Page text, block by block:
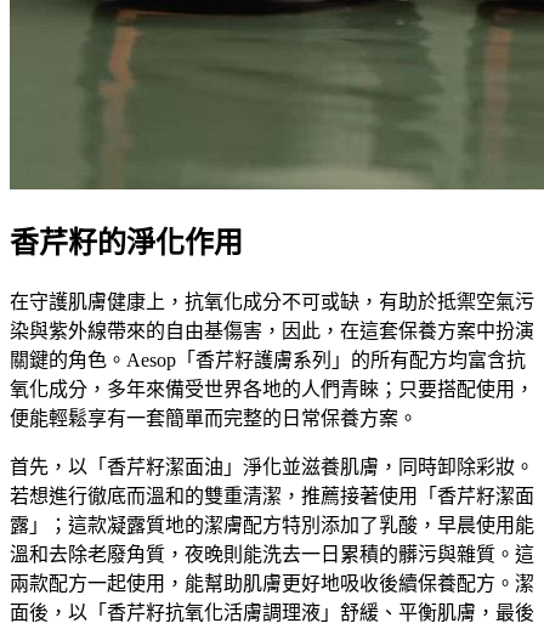
香芹籽的淨化作用
在守護肌膚健康上，抗氧化成分不可或缺，有助於抵禦空氣污
染與紫外線帶來的自由基傷害，因此，在這套保養方案中扮演
關鍵的角色。Aesop「香芹籽護膚系列」的所有配方均富含抗
氧化成分，多年來備受世界各地的人們青睞；只要搭配使用，
便能輕鬆享有一套簡單而完整的日常保養方案。
首先，以「香芹籽潔面油」淨化並滋養肌膚，同時卸除彩妝。
若想進行徹底而溫和的雙重清潔，推薦接著使用「香芹籽潔面
露」；這款凝露質地的潔膚配方特別添加了乳酸，早晨使用能
溫和去除老廢角質，夜晚則能洗去一日累積的髒污與雜質。這
兩款配方一起使用，能幫助肌膚更好地吸收後續保養配方。潔
面後，以「香芹籽抗氧化活膚調理液」舒緩、平衡肌膚，最後